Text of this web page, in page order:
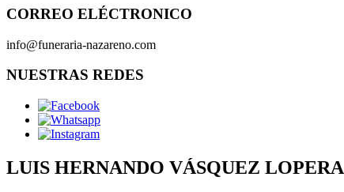
CORREO ELÉCTRONICO
info@funeraria-nazareno.com
NUESTRAS REDES
LUIS HERNANDO VÁSQUEZ LOPERA